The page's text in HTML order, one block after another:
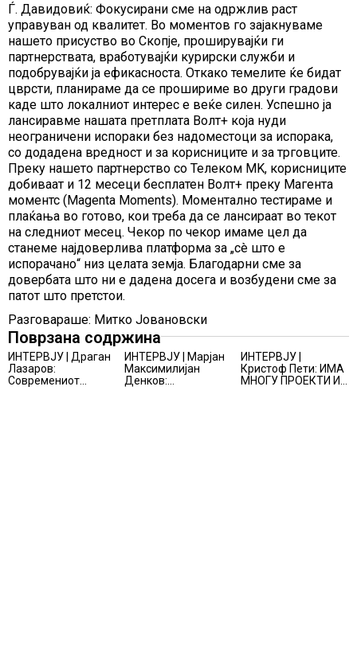
Ѓ. Давидовиќ: Фокусирани сме на одржлив раст
управуван од квалитет. Во моментов го зајакнуваме
нашето присуство во Скопје, проширувајќи ги
партнерствата, вработувајќи курирски служби и
подобрувајќи ја ефикасноста. Откако темелите ќе бидат
цврсти, планираме да се прошириме во други градови
каде што локалниот интерес е веќе силен. Успешно ја
лансиравме нашата претплата Волт+ која нуди
неограничени испораки без надоместоци за испорака,
со додадена вредност и за корисниците и за трговците.
Преку нашето партнерство со Телеком MK, корисниците
добиваат и 12 месеци бесплатен Волт+ преку Магента
моментс (Magenta Moments). Моментално тестираме и
плаќања во готово, кои треба да се лансираат во текот
на следниот месец. Чекор по чекор имаме цел да
станеме најдоверлива платформа за „сè што е
испорачано“ низ целата земја. Благодарни сме за
довербата што ни е дадена досега и возбудени сме за
патот што претстои.
Разговараше: Митко Јовановски
Поврзана содржина
ИНТЕРВЈУ | Драган
Лазаров:
Современиот
ИНТЕРВЈУ | Марјан
Максимилијан
Денков:
ИНТЕРВЈУ |
Кристоф Пети: ИМА
МНОГУ ПРОЕКТИ И